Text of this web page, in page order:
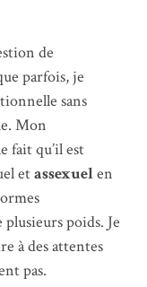
de
parfois, je
sans
Mon
fait qu’il est
etassexuelen
poids. Je
à des attentes
pas.